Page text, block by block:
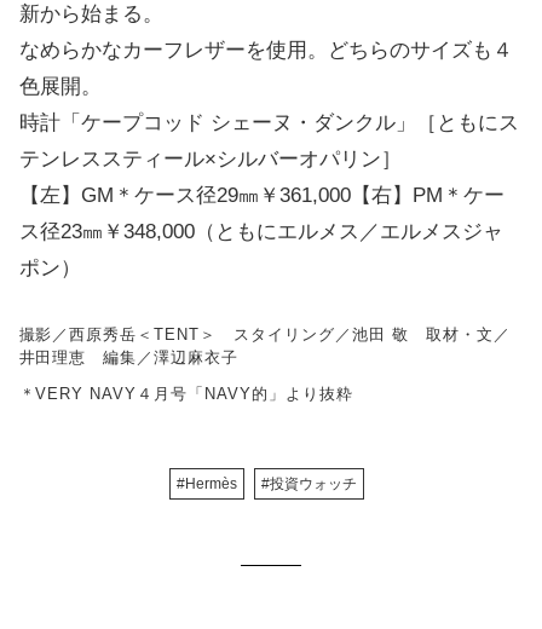
新から始まる。
なめらかなカーフレザーを使用。どちらのサイズも４
色展開。
時計「ケープコッド シェーヌ・ダンクル」［ともにス
テンレススティール×シルバーオパリン］
【左】GM＊ケース径29㎜￥361,000【右】PM＊ケー
ス径23㎜￥348,000（ともにエルメス／エルメスジャ
ポン）
撮影／西原秀岳＜TENT＞ スタイリング／池田 敬 取材・文／
井田理恵 編集／澤辺麻衣子
＊VERY NAVY４月号「NAVY的」より抜粋
#Hermès #投資ウォッチ